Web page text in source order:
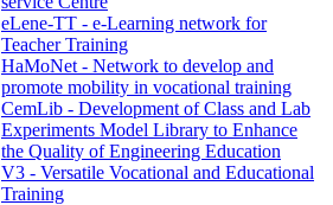
eLene-TT - e-Learning network for
Teacher Training
HaMoNet - Network to develop and
promote mobility in vocational training
CemLib - Development of Class and Lab
Experiments Model Library to Enhance
the Quality of Engineering Education
V3 - Versatile Vocational and Educational
Training